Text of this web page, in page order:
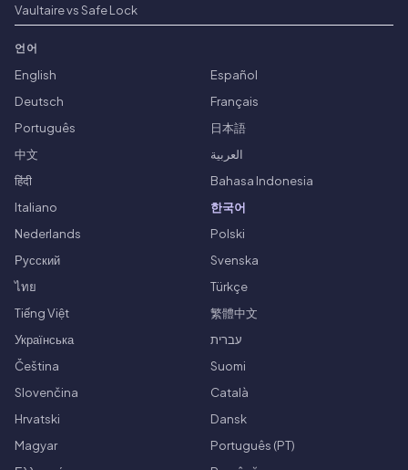
Vaultaire vs Safe Lock
언어
English
Español
Deutsch
Français
Português
日本語
中文
العربية
हिंदी
Bahasa Indonesia
Italiano
한국어
Nederlands
Polski
Русский
Svenska
ไทย
Türkçe
Tiếng Việt
繁體中文
Українська
עברית
Čeština
Suomi
Slovenčina
Català
Hrvatski
Dansk
Magyar
Português (PT)